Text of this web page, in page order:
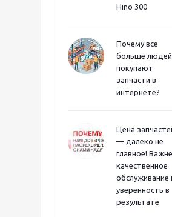
Hino 300
Почему все
больше людей
покупают
запчасти в
интернете?
Цена
— далеко не
главное!
качественное
обслуживание
уверенность в
результате